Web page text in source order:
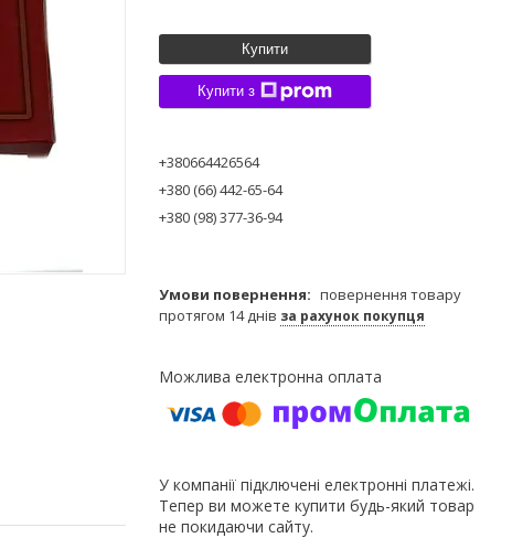
Купити
Купити з
+380664426564
+380 (66) 442-65-64
+380 (98) 377-36-94
повернення товару
протягом 14 днів за рахунок покупця
У компанії підключені електронні платежі.
Тепер ви можете купити будь-який товар
не покидаючи сайту.